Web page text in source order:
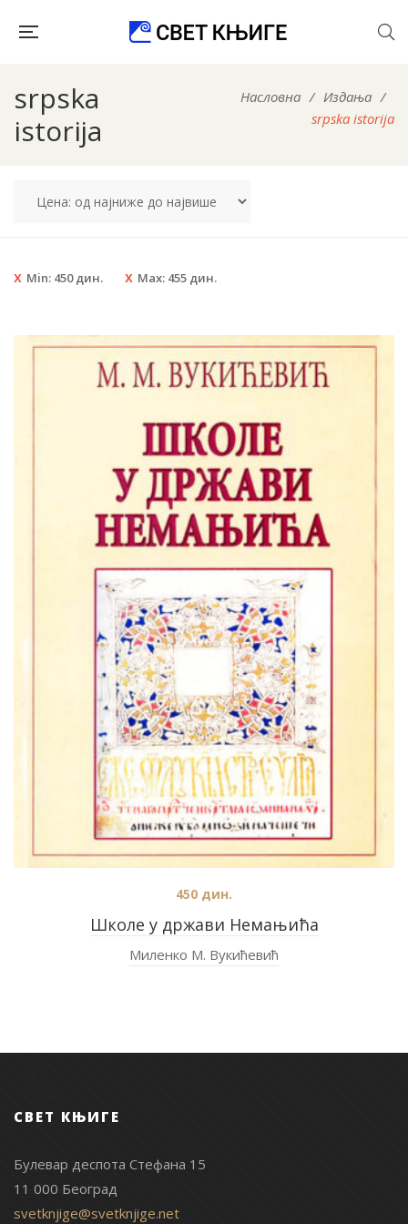
srpska
istorija
Насловна / Издања /
srpska istorija
Min: 450дин. Max: 455 дин.
Школе у држави Немањића
450 дин.
Миленко М. Вукићевић
СВЕТ КЊИГЕ
Булевар деспота Стефана 15
11 000 Београд
svetknjige@svetknjige.net